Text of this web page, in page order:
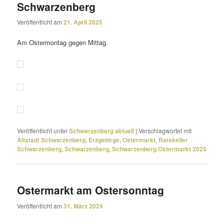
Schwarzenberg
Veröffentlicht am21. April 2025
Am Ostermontag gegen Mittag.
Veröffentlicht unterSchwarzenberg aktuell |Verschlagwortet mit
Altstadt Schwarzenberg, Erzgebirge,Ostermarkt, Ratskeller
Schwarzenberg,Schwarzenberg,Schwarzenberg Ostermarkt 2025
Ostermarkt am Ostersonntag
Veröffentlicht am31. März 2024